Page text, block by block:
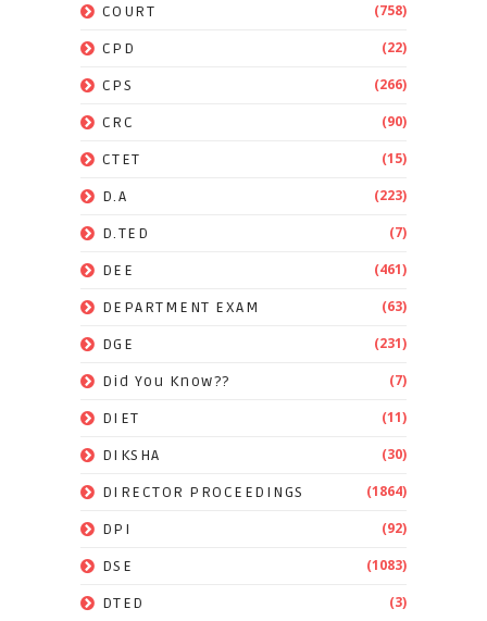
COURT (758)
CPD (22)
CPS (266)
CRC (90)
CTET (15)
D.A (223)
D.TED (7)
DEE (461)
DEPARTMENT EXAM (63)
DGE (231)
Did You Know?? (7)
DIET (11)
DIKSHA (30)
DIRECTOR PROCEEDINGS (1864)
DPI (92)
DSE (1083)
DTED (3)